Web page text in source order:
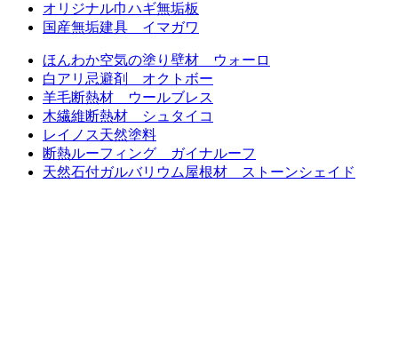
オリジナル巾ハギ無垢板
国産無垢建具 イマガワ
ほんわか空気の塗り壁材 ウォーロ
白アリ忌避剤 オクトボー
羊毛断熱材 ウールブレス
木繊維断熱材 シュタイコ
レイノス天然塗料
断熱ルーフィング ガイナルーフ
天然石付ガルバリウム屋根材 ストーンシェイド